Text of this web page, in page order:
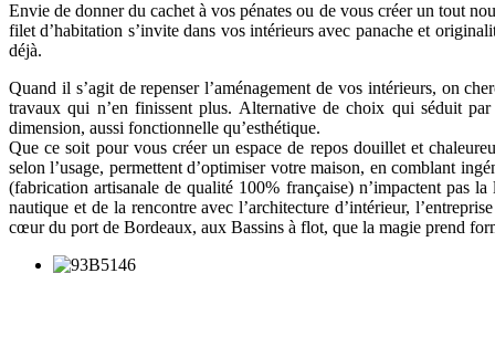
Envie de donner du cachet à vos pénates ou de vous créer un tout
filet d’habitation s’invite dans vos intérieurs avec panache et
déjà.
Quand il s’agit de repenser l’aménagement de vos intérieurs, on
travaux qui n’en finissent plus. Alternative de choix qui séduit
dimension, aussi fonctionnelle qu’esthétique.
Que ce soit pour vous créer un espace de repos douillet et
selon l’usage, permettent d’optimiser votre maison, en comblant
(fabrication artisanale de qualité 100% française) n’impactent pas
nautique et de la rencontre avec l’architecture d’intérieur,
cœur du port de Bordeaux, aux Bassins à flot, que la magie prend